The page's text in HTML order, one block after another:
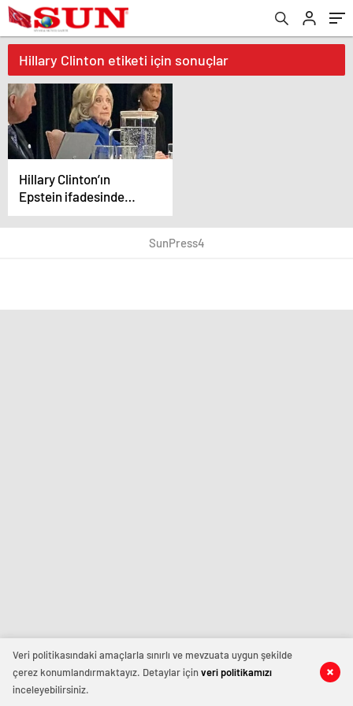
Hillary Clinton etiketi için sonuçlar
Hillary Clinton’ın
Epstein ifadesinde
kaos: Oturumdan
fotoğraf sızdırıldı,
SunPress4
Veri politikasındaki amaçlarla sınırlı ve mevzuata uygun şekilde
çerez konumlandırmaktayız. Detaylar içinveri politikamızı
inceleyebilirsiniz.